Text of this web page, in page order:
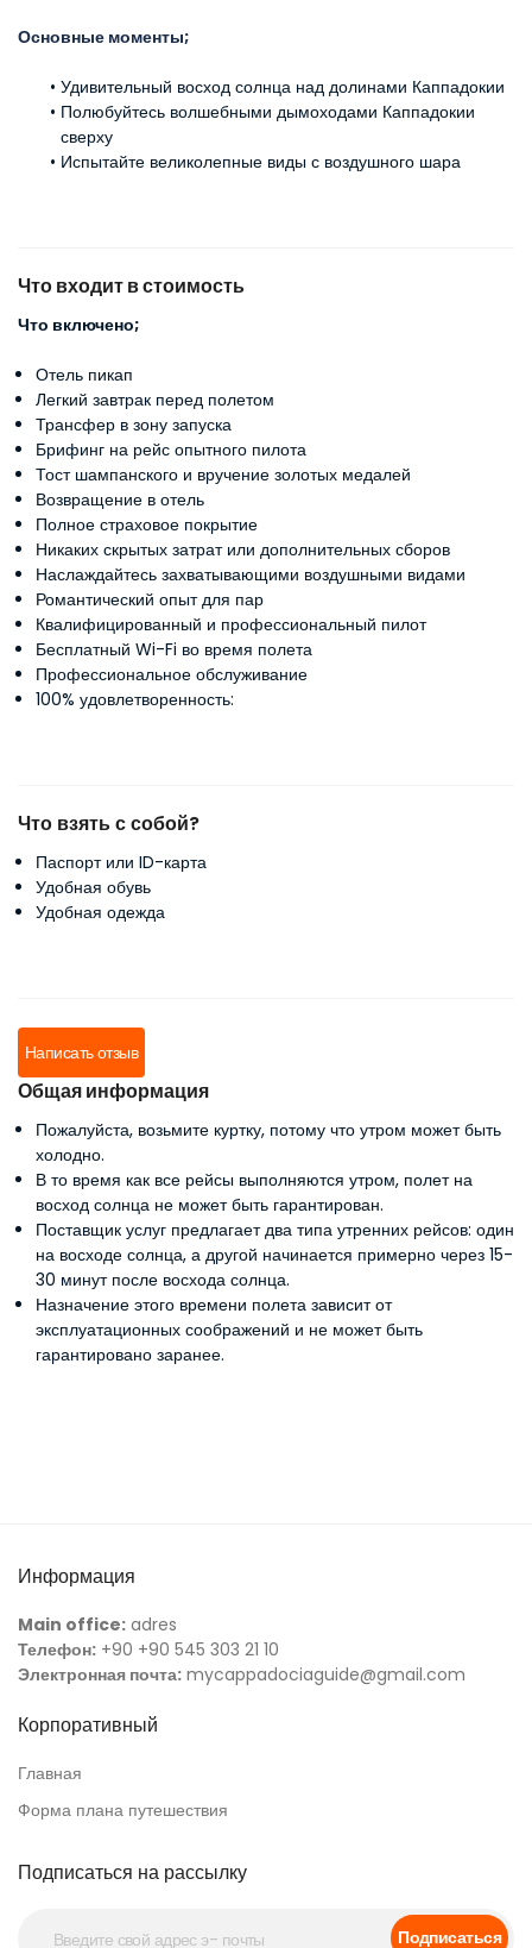
Основные моменты;
Удивительный восход солнца над долинами Каппадокии
Полюбуйтесь волшебными дымоходами Каппадокии
сверху
Испытайте великолепные виды с воздушного шара
Что входит в стоимость
Что включено;
Отель пикап
Легкий завтрак перед полетом
Трансфер в зону запуска
Брифинг на рейс опытного пилота
Тост шампанского и вручение золотых медалей
Возвращение в отель
Полное страховое покрытие
Никаких скрытых затрат или дополнительных сборов
Наслаждайтесь захватывающими воздушными видами
Романтический опыт для пар
Квалифицированный и профессиональный пилот
Бесплатный Wi-Fi во время полета
Профессиональное обслуживание
100% удовлетворенность:
Что взять с собой?
Паспорт или ID-карта
Удобная обувь
Удобная одежда
Написать отзыв
Общая информация
Пожалуйста, возьмите куртку, потому что утром может быть
холодно.
В то время как все рейсы выполняются утром, полет на
восход солнца не может быть гарантирован.
Поставщик услуг предлагает два типа утренних рейсов: один
на восходе солнца, а другой начинается примерно через 15-
30 минут после восхода солнца.
Назначение этого времени полета зависит от
эксплуатационных соображений и не может быть
гарантировано заранее.
Информация
Main office: adres
Телефон: +90 +90 545 303 21 10
Электронная почта: mycappadociaguide@gmail.com
Корпоративный
Главная
Форма плана путешествия
Подписаться на рассылку
Подписаться